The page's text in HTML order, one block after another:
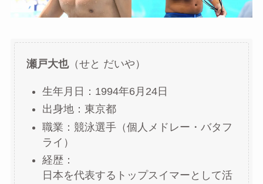
瀬戸大也（せと だいや）
生年月日：1994年6月24日
出身地：東京都
職業：競泳選手（個人メドレー・バタフ
ライ）
経歴：
日本を代表するトップスイマーとして活